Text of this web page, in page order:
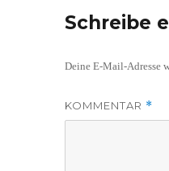
Schreibe
Deine E-Mail-Adresse
KOMMENTAR *